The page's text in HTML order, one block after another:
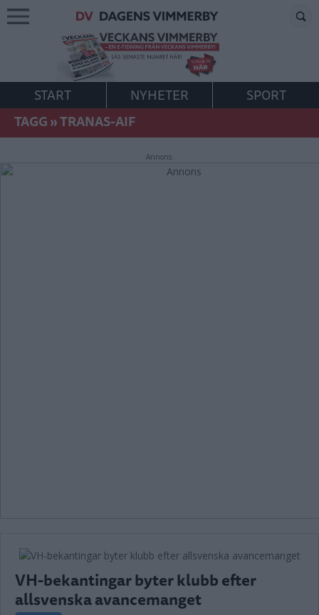
START NYHETER
SPORT
TAGG»TRANAS-AIF
Annons:
VH-bekantingar byter klubb efter
allsvenska avancemanget